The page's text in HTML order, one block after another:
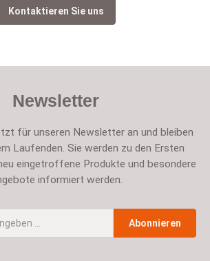
Kontaktieren Sie uns
Newsletter
für unseren Newsletter an und bleiben
Laufenden. Sie werden zu den Ersten
eingetroffene Produkte und besondere
informiert werden.
Abonnieren